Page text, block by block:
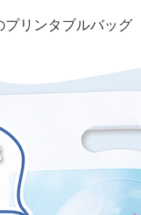
プリンタブルバッグ